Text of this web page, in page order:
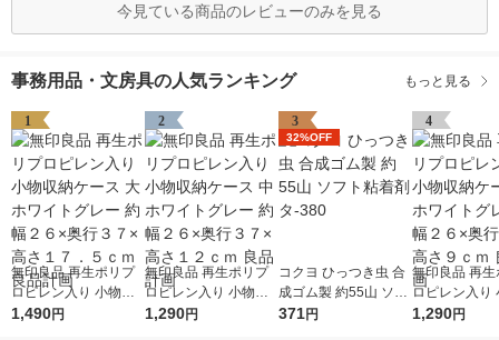
今見ている商品のレビューのみを見る
事務用品・文房具の人気ランキング もっと見る
1
無印良品 再生ポリプ
ロピレン入り 小物収
納ケース 大 ホワイト
1,490円
2
無印良品 再生ポリプ
ロピレン入り 小物収
納ケース 中 ホワイト
1,290円
3
32%OFF
コクヨ ひっつき虫 合
成ゴム製 約55山 ソフ
ト粘着剤 タ-380
371円
4
無印良品 再生
ロピレン入り
納ケース 小
1,290円